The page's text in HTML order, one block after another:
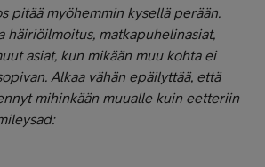
pitää myöhemmin kysellä perään.
häiriöilmoitus, matkapuhelinasiat,
asiat, kun mikään muu kohta ei
Alkaa vähän epäilyttää, että
mihinkään muualle kuin eetteriin